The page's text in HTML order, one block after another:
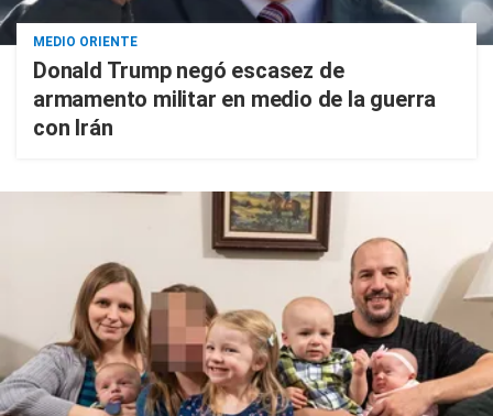
MEDIO ORIENTE
Donald Trump negó escasez de
armamento militar en medio de la guerra
con Irán